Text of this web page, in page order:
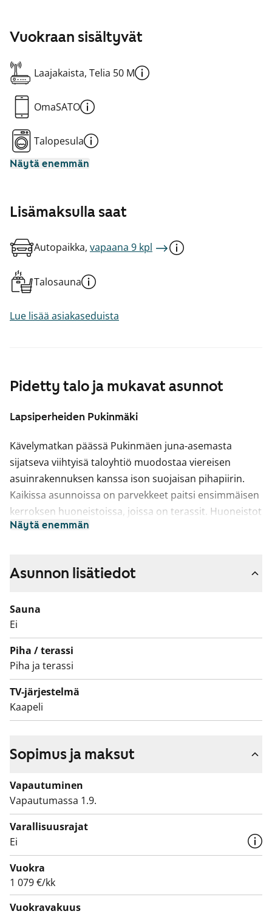
Pidetty talo ja mukavat asunnot
Lapsiperheiden Pukinmäki
Kävelymatkan päässä Pukinmäen juna-asemasta
sijatseva viihtyisä taloyhtiö muodostaa viereisen
asuinrakennuksen kanssa ison suojaisan pihapiirin.
Kaikissa asunnoissa on parvekkeet paitsi ensimmäisen
kerroksen huoneistoissa, joissa on terassit. Huoneistot
on varustettu astian- ja pyykinpesukoneliitännöin ja
Näytä enemmän
Vuokraan sisältyvät
Laajakaista, Telia 50 M
OmaSATO
Talopesula
Näytä enemmän
Lisämaksulla saat
Autopaikka, vapaana 9 kpl
Talosauna
Lue lisää asiakaseduista
Asunnon lisätiedot
Sauna
Ei
Piha / terassi
Piha ja terassi
TV-järjestelmä
Kaapeli
Sopimus ja maksut
Vapautuminen
Vapautumassa 1.9.
Varallisuusrajat
Ei
Vuokra
1 079 €/kk
Vuokravakuus